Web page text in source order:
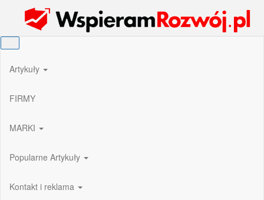
Wspieram Rozwój PL
Artykuły
FIRMY
MARKI
Popularne Artykuły
Kontakt i reklama